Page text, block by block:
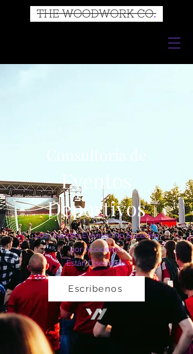
Consultoría de
Eventos
Deportivos
Los Grandes Eventos No Suceden
por Accidente.
Están Diseñados.
Escríbenos